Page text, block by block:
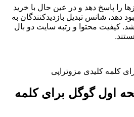
را پاسخ دهد و در عین حال با خرید
دهد، شانس تبدیل بازدیدکنندگان به
کیفیت محتوا و رتبه سایت دو بال
اول گوگل برای کلمه